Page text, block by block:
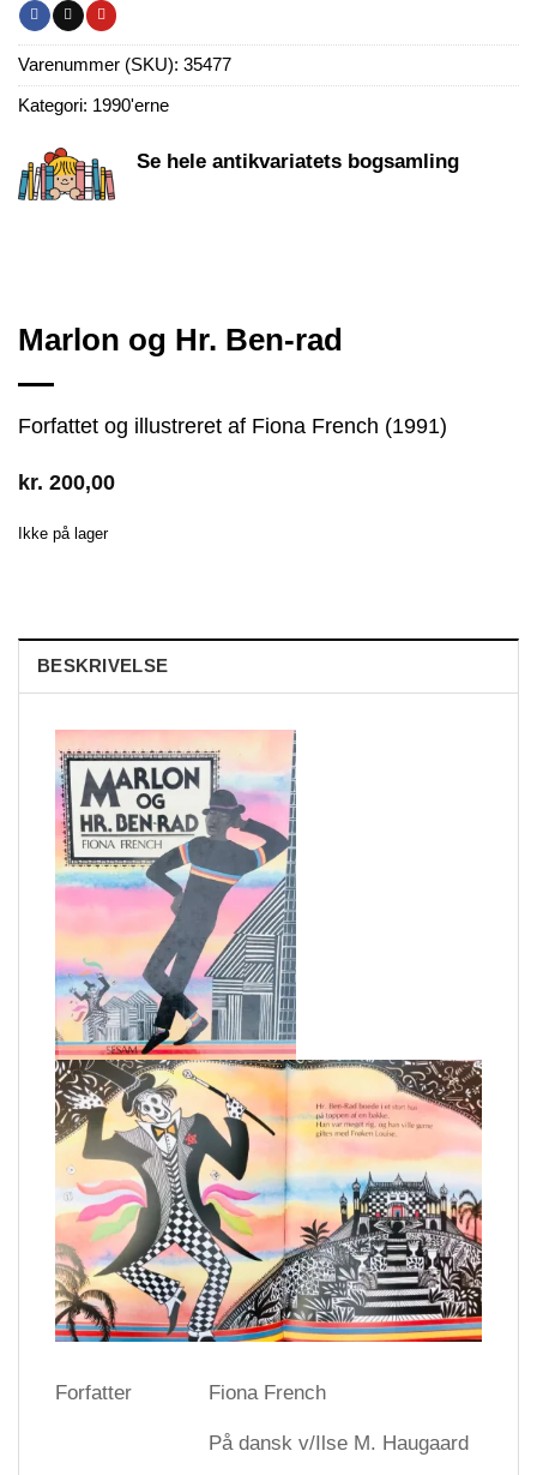
Varenummer (SKU): 35477
Kategori: 1990'erne
Se hele antikvariatets bogsamling
Marlon og Hr. Ben-rad
Forfattet og illustreret af Fiona French (1991)
kr. 200,00
Ikke på lager
BESKRIVELSE
Forfatter Fiona French
På dansk v/Ilse M. Haugaard